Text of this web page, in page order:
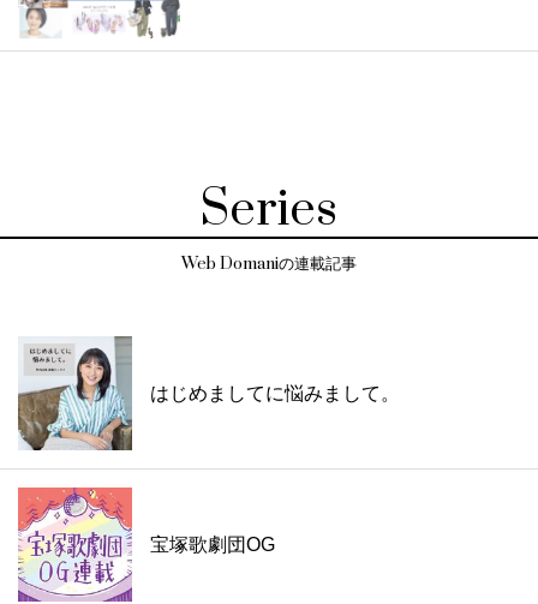
Series
Web Domaniの連載記事
はじめましてに悩みまして。
宝塚歌劇団OG